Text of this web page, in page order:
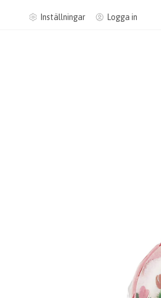
Inställningar Logga in